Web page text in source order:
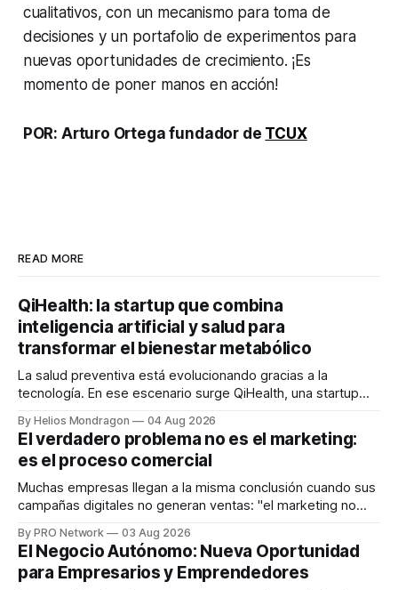
cualitativos, con un mecanismo para toma de
decisiones y un portafolio de experimentos para
nuevas oportunidades de crecimiento. ¡Es
momento de poner manos en acción!
POR: Arturo Ortega fundador de TCUX
READ MORE
QiHealth: la startup que combina
inteligencia artificial y salud para
transformar el bienestar metabólico
La salud preventiva está evolucionando gracias a la
tecnología. En ese escenario surge QiHealth, una startup
dispositivos inteligentes, inteligencia artificial y monitoreo
en tiempo real para ayudar a las personas a tomar mejores
decisiones sobre su salud metabólica. Su propuesta busca
responder
By Helios Mondragon 04 Aug 2026
El verdadero problema no es el marketing:
es el proceso comercial
Muchas empresas llegan a la misma conclusión cuando sus
campañas digitales no generan ventas: "el marketing no
INTERIUS, el problema suele estar en otro lugar. Durante
una entrevista para el podcast SER PRO, el especialista en
marketing digital explicó que
By PRO Network 03 Aug 2026
El Negocio Autónomo: Nueva Oportunidad
para Empresarios y Emprendedores